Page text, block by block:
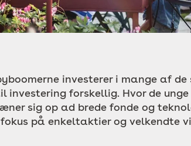
investerer i mange af de
investering forskellig. Hvor de
sig op ad brede fonde og
på enkeltaktier og velkendte